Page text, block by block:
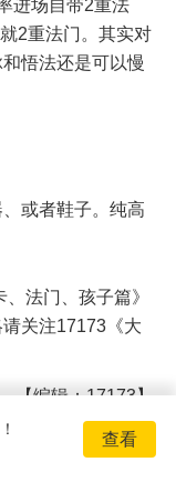
进场自带2重法
2重法门。其实对
悟法还是可以慢
或者鞋子。纯高
法门、孩子篇》
关注17173《大
【编辑：17173】
查看